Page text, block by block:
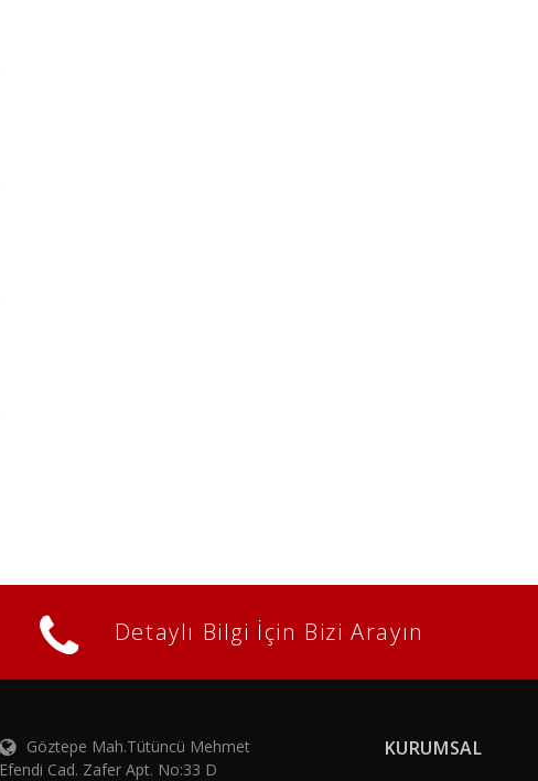
Detaylı Bilgi İçin Bizi Arayın
Göztepe Mah.Tütüncü Mehmet
Efendi Cad. Zafer Apt. No:33 D
KURUMSAL